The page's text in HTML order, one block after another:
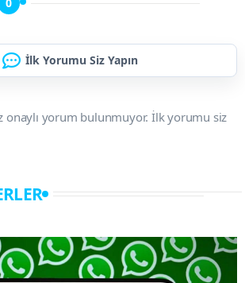
İlk Yorumu Siz Yapın
onaylı yorum bulunmuyor. İlk yorumu siz